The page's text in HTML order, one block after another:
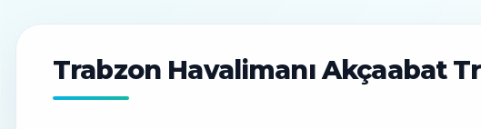
Trabzon Havalimanı Akçaabat